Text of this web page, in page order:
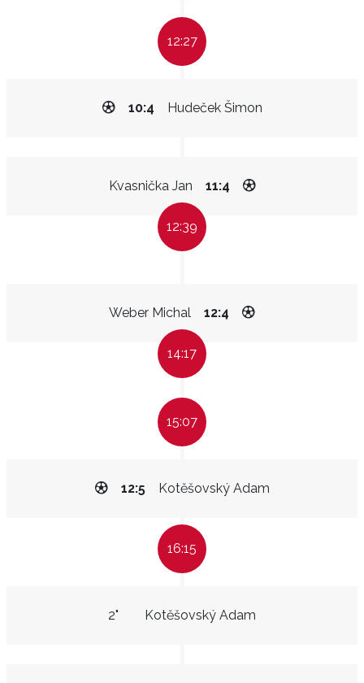
12:27
Hudeček Šimon
10:4
Kvasnička Jan 11:4
12:39
Weber Michal 12:4
14:17
15:07
Kotěšovský Adam
12:5
16:15
Kotěšovský Adam
2"